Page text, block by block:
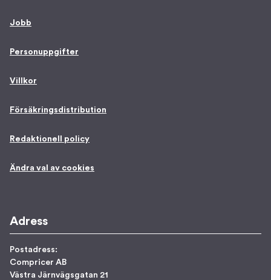
Jobb
Personuppgifter
Villkor
Försäkringsdistribution
Redaktionell policy
Ändra val av cookies
Adress
Postadress:
Compricer AB
Västra Järnvägsgatan 21